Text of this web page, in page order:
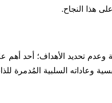
هذا النجاح.
وعدم تحديد الأهداف؛ أحد
وعاداته السلبية المُدمرة